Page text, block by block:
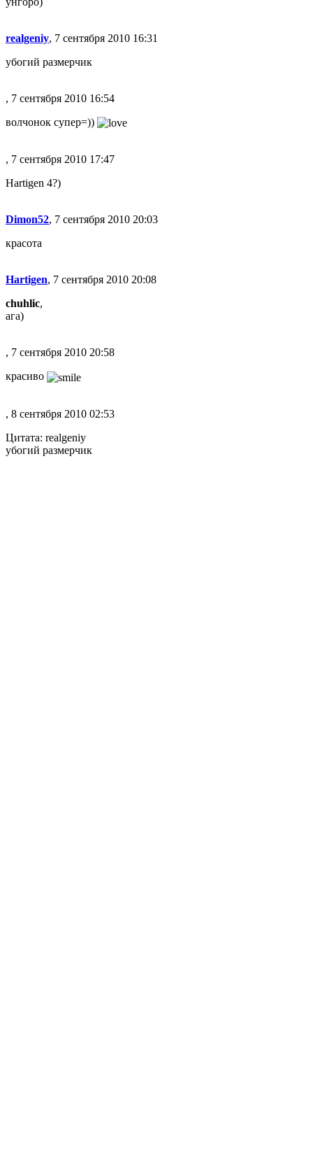
realgeniy, 7 сентября 2010 16:31
убогий размерчик
, 7 сентября 2010 16:54
волчонок супер=))
, 7 сентября 2010 17:47
Hartigen 4?)
Dimon52, 7 сентября 2010 20:03
красота
Hartigen, 7 сентября 2010 20:08
chuhlic,
ага)
, 7 сентября 2010 20:58
красиво
, 8 сентября 2010 02:53
Цитата: realgeniy
убогий размерчик